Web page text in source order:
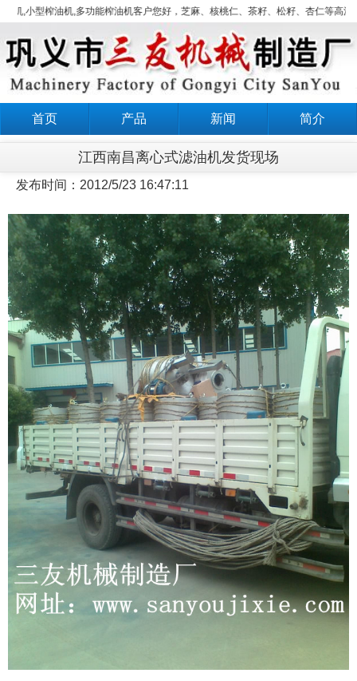
,小型榨油机,多功能榨油机客户您好，芝麻、核桃仁、茶籽、松籽、杏仁等高
首页 产品 新闻 简介
江西南昌离心式滤油机发货现场
发布时间：2012/5/23 16:47:11